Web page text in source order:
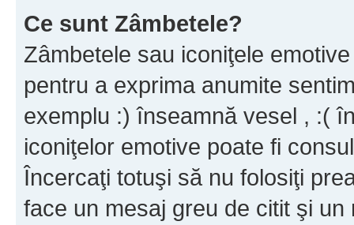
Ce sunt Zâmbetele?
Zâmbetele sau iconiţele
pentru a exprima anumite
exemplu :) înseamnă vesel , :(
iconiţelor emotive poate fi
Încercaţi totuşi să nu folosiţi
face un mesaj greu de citit şi